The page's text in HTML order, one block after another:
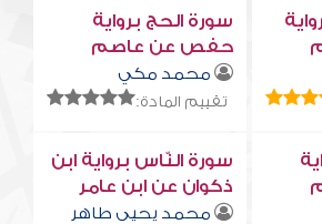
سورة الحج برواية
حفص عن عاصم
محمد مكي
تقييم المادة:
سورة النّاس برواية ابن
ذكوان عن ابن عامر
محمد يحيى طاهر